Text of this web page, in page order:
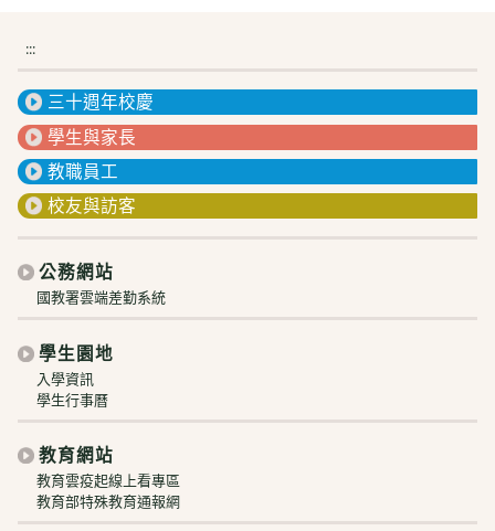
:::
三十週年校慶
學生與家長
教職員工
校友與訪客
公務網站
國教署雲端差勤系統
學生園地
入學資訊
學生行事曆
教育網站
教育雲疫起線上看專區
教育部特殊教育通報網